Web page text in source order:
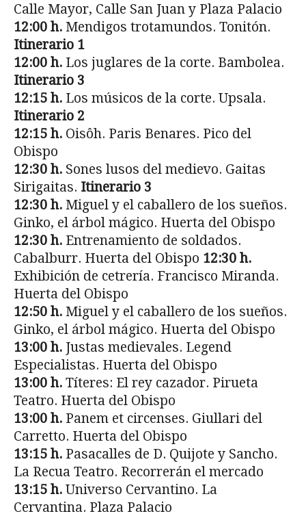
Calle Mayor, Calle San Juan y Plaza Palacio
12:00 h. Mendigos trotamundos. Tonitón.
Itinerario 1
12:00 h. Los juglares de la corte. Bambolea.
Itinerario 3
12:15 h. Los músicos de la corte. Upsala.
Itinerario 2
12:15 h. Oisôh. Paris Benares. Pico del
Obispo
12:30 h. Sones lusos del medievo. Gaitas
Sirigaitas. Itinerario 3
12:30 h. Miguel y el caballero de los sueños.
Ginko, el árbol mágico. Huerta del Obispo
12:30 h. Entrenamiento de soldados.
Cabalburr. Huerta del Obispo 12:30 h.
Exhibición de cetrería. Francisco Miranda.
Huerta del Obispo
12:50 h. Miguel y el caballero de los sueños.
Ginko, el árbol mágico. Huerta del Obispo
13:00 h. Justas medievales. Legend
Especialistas. Huerta del Obispo
13:00 h. Títeres: El rey cazador. Pirueta
Teatro. Huerta del Obispo
13:00 h. Panem et circenses. Giullari del
Carretto. Huerta del Obispo
13:15 h. Pasacalles de D. Quijote y Sancho.
La Recua Teatro. Recorrerán el mercado
13:15 h. Universo Cervantino. La
Cervantina. Plaza Palacio